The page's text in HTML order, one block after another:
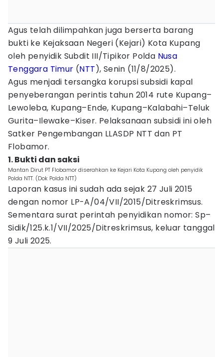
Agus telah dilimpahkan juga berserta barang
bukti ke Kejaksaan Negeri (Kejari) Kota Kupang
oleh penyidik Subdit III/Tipikor Polda Nusa
Tenggara Timur (NTT), Senin (11/8/2025).
Agus menjadi tersangka korupsi subsidi kapal
penyeberangan perintis tahun 2014 rute Kupang–
Lewoleba, Kupang–Ende, Kupang–Kalabahi–Teluk
Gurita–Ilewake–Kiser. Pelaksanaan subsidi ini oleh
Satker Pengembangan LLASDP NTT dan PT
Flobamor.
1. Bukti dan saksi
Mantan Dirut PT Flobamor diserahkan ke Kejari Kota Kupang oleh penyidik
Polda NTT. (Dok Polda NTT)
Laporan kasus ini sudah ada sejak 27 Juli 2015
dengan nomor LP-A/04/VII/2015/Ditreskrimsus.
Sementara surat perintah penyidikan nomor: Sp–
Sidik/125.k.1/VII/2025/Ditreskrimsus, keluar tanggal
9 Juli 2025.